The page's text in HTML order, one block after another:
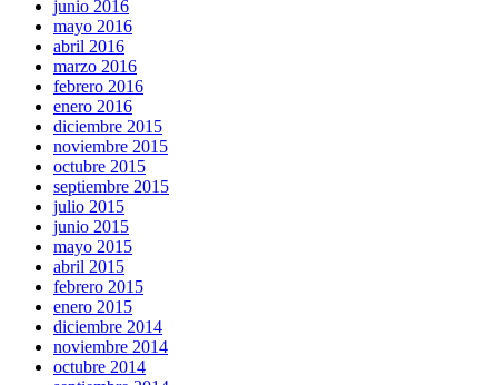
junio 2016
mayo 2016
abril 2016
marzo 2016
febrero 2016
enero 2016
diciembre 2015
noviembre 2015
octubre 2015
septiembre 2015
julio 2015
junio 2015
mayo 2015
abril 2015
febrero 2015
enero 2015
diciembre 2014
noviembre 2014
octubre 2014